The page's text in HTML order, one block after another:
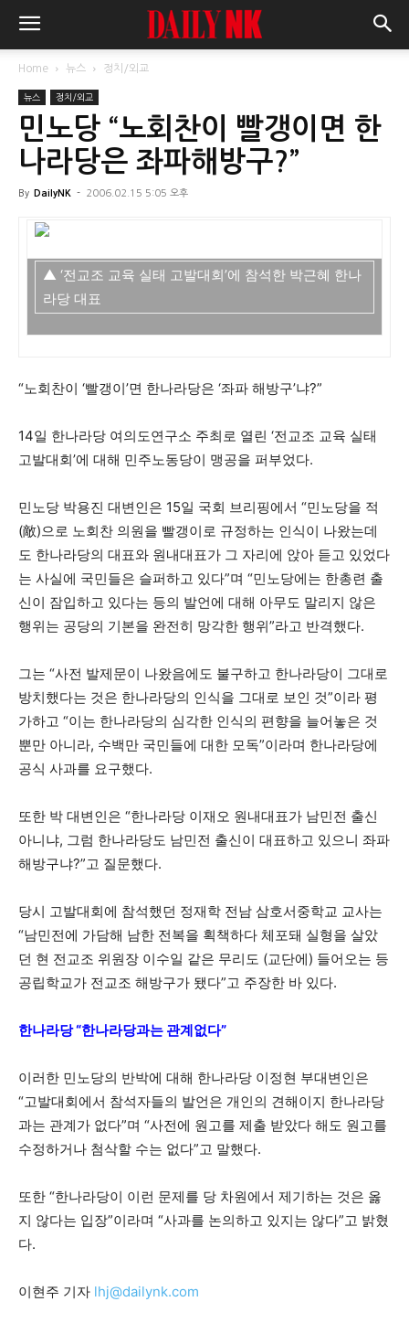
Home 뉴스 정치/외교
뉴스 정치/외교
민노당 “노회찬이 빨갱이면 한
나라당은 좌파해방구?”
By DailyNK - 2006.02.15 5:05 오후
▲ ‘전교조 교육 실태 고발대회’에 참석한 박근혜 한나
라당 대표
“노회찬이 ‘빨갱이’면 한나라당은 ‘좌파 해방구’냐?”
14일 한나라당 여의도연구소 주최로 열린 ‘전교조 교육 실태
고발대회’에 대해 민주노동당이 맹공을 퍼부었다.
민노당 박용진 대변인은 15일 국회 브리핑에서 “민노당을 적
(敵)으로 노회찬 의원을 빨갱이로 규정하는 인식이 나왔는데
도 한나라당의 대표와 원내대표가 그 자리에 앉아 듣고 있었다
는 사실에 국민들은 슬퍼하고 있다”며 “민노당에는 한총련 출
신이 잠입하고 있다는 등의 발언에 대해 아무도 말리지 않은
행위는 공당의 기본을 완전히 망각한 행위”라고 반격했다.
그는 “사전 발제문이 나왔음에도 불구하고 한나라당이 그대로
방치했다는 것은 한나라당의 인식을 그대로 보인 것”이라 평
가하고 “이는 한나라당의 심각한 인식의 편향을 늘어놓은 것
뿐만 아니라, 수백만 국민들에 대한 모독”이라며 한나라당에
공식 사과를 요구했다.
또한 박 대변인은 “한나라당 이재오 원내대표가 남민전 출신
아니냐, 그럼 한나라당도 남민전 출신이 대표하고 있으니 좌파
해방구냐?”고 질문했다.
당시 고발대회에 참석했던 정재학 전남 삼호서중학교 교사는
“남민전에 가담해 남한 전복을 획책하다 체포돼 실형을 살았
던 현 전교조 위원장 이수일 같은 무리도 (교단에) 들어오는 등
공립학교가 전교조 해방구가 됐다”고 주장한 바 있다.
한나라당 “한나라당과는 관계없다”
이러한 민노당의 반박에 대해 한나라당 이정현 부대변인은
“고발대회에서 참석자들의 발언은 개인의 견해이지 한나라당
과는 관계가 없다”며 “사전에 원고를 제출 받았다 해도 원고를
수정하거나 첨삭할 수는 없다”고 말했다.
또한 “한나라당이 이런 문제를 당 차원에서 제기하는 것은 옳
지 않다는 입장”이라며 “사과를 논의하고 있지는 않다”고 밝혔
다.
이현주 기자 lhj@dailynk.com